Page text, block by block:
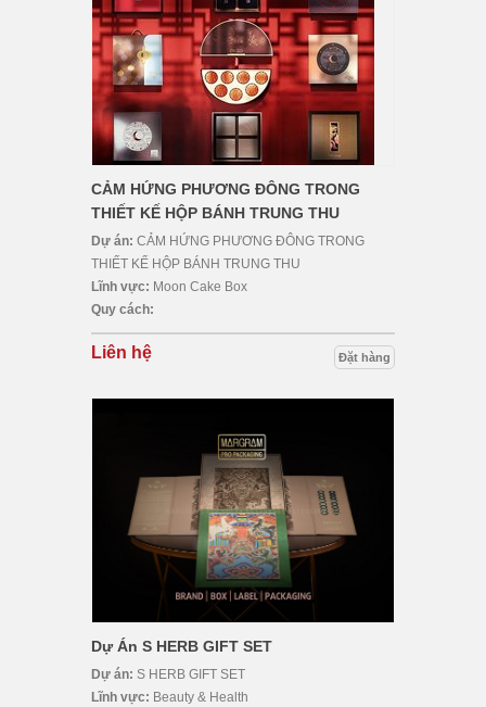
CẢM HỨNG PHƯƠNG ĐÔNG TRONG
THIẾT KẾ HỘP BÁNH TRUNG THU
Dự án: CẢM HỨNG PHƯƠNG ĐÔNG TRONG
THIẾT KẾ HỘP BÁNH TRUNG THU
Lĩnh vực: Moon Cake Box
Quy cách:
Liên hệ Đặt hàng
Dự Án S HERB GIFT SET
Dự án: S HERB GIFT SET
Lĩnh vực: Beauty & Health